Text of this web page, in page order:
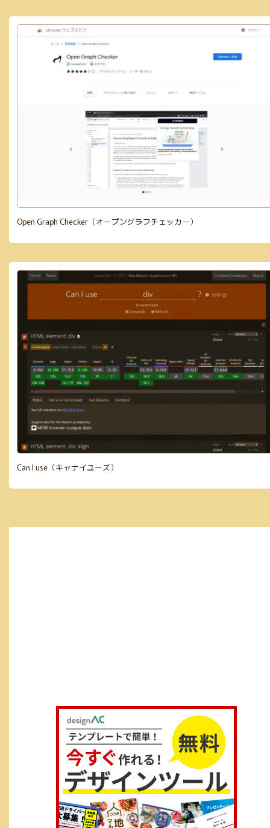
Open Graph Checker（オープングラフチェッカー）
Can I use（キャナイユーズ）